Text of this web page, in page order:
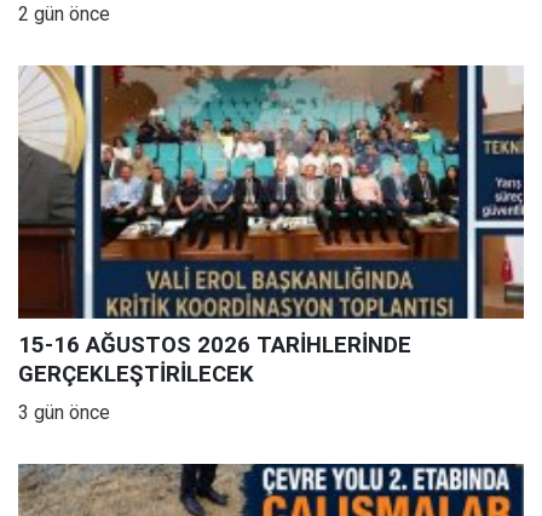
2 gün önce
15-16 AĞUSTOS 2026 TARİHLERİNDE
GERÇEKLEŞTİRİLECEK
3 gün önce